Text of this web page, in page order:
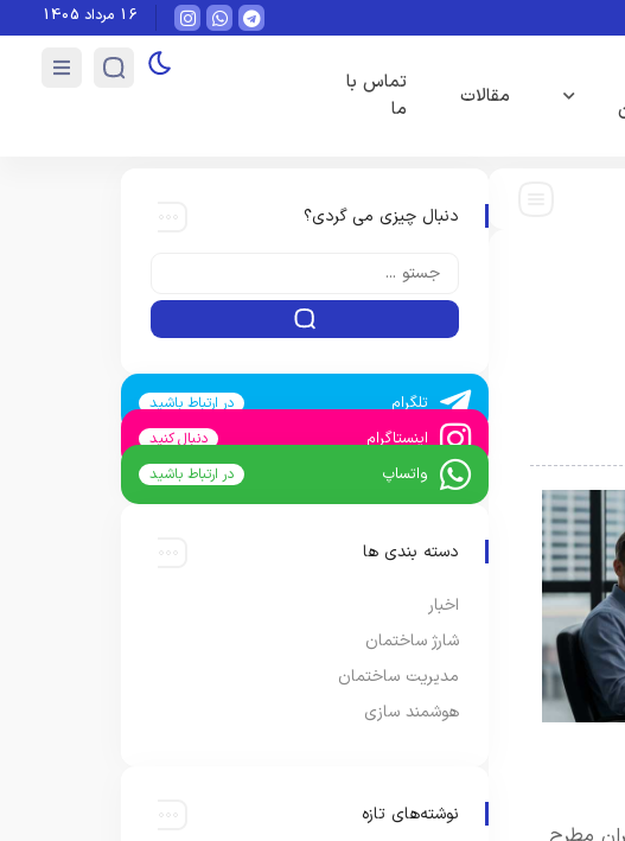
آیا نصب دوربین مداربسته در ساختمان نیاز به
16 مرداد 1405
مقالات
تماس با
ما
دنبال چیزی می گردی؟
تلگرام در ارتباط باشید
اینستاگرام دنبال کنید
واتساپ در ارتباط باشید
دسته بندی ها
اخبار
شارژ ساختمان
مدیریت ساختمان
هوشمند سازی
نوشته‌های تازه